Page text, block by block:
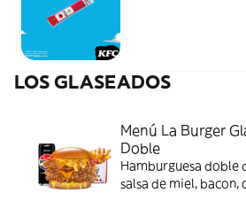
LOS GLASEADOS
Menú La Burger
Doble
Hamburguesa doble
salsa de miel, bacon,